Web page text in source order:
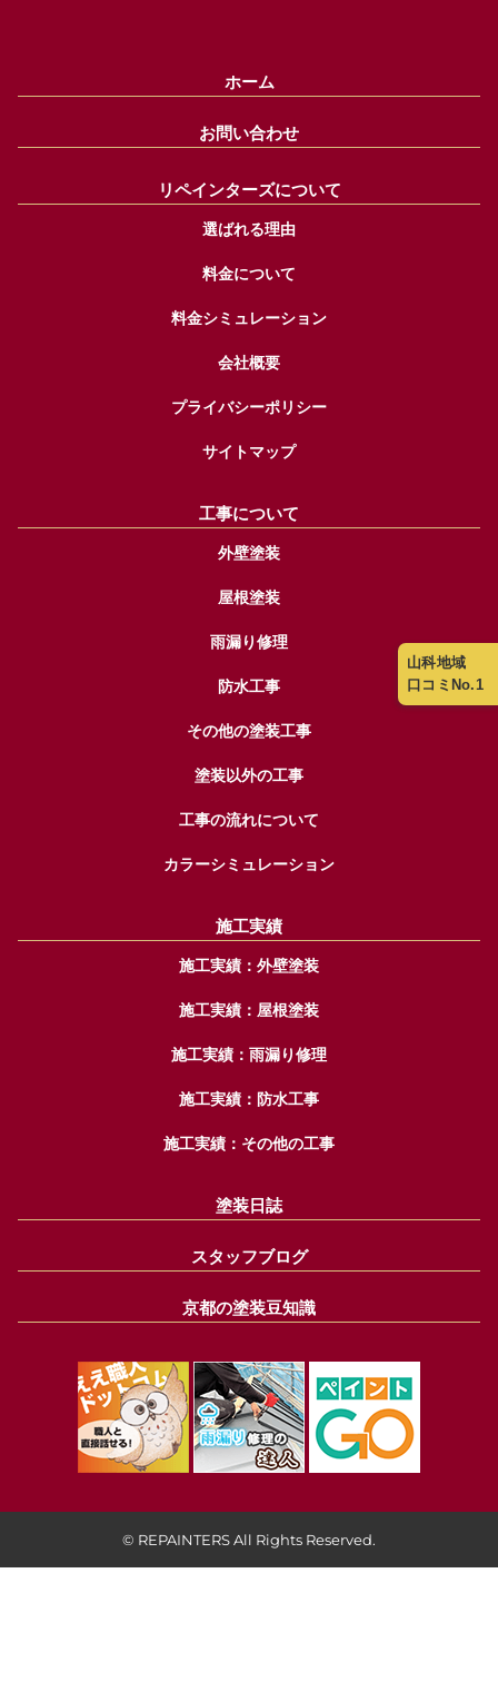
山科地域
口コミNo.1
ホーム
お問い合わせ
リペインターズについて
選ばれる理由
料金について
料金シミュレーション
会社概要
プライバシーポリシー
サイトマップ
工事について
外壁塗装
屋根塗装
雨漏り修理
防水工事
その他の塗装工事
塗装以外の工事
工事の流れについて
カラーシミュレーション
施工実績
施工実績：外壁塗装
施工実績：屋根塗装
施工実績：雨漏り修理
施工実績：防水工事
施工実績：その他の工事
塗装日誌
スタッフブログ
京都の塗装豆知識
© REPAINTERS All Rights Reserved.